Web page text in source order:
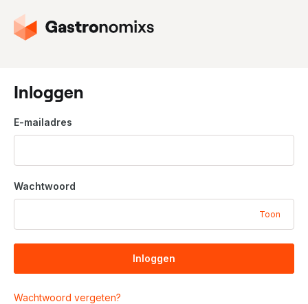
G
a
a
r
d
e
o
m
e
a
g
n
a
Inloggen
E-mailadres
Wachtwoord
Toon
Inloggen
Wachtwoord vergeten?